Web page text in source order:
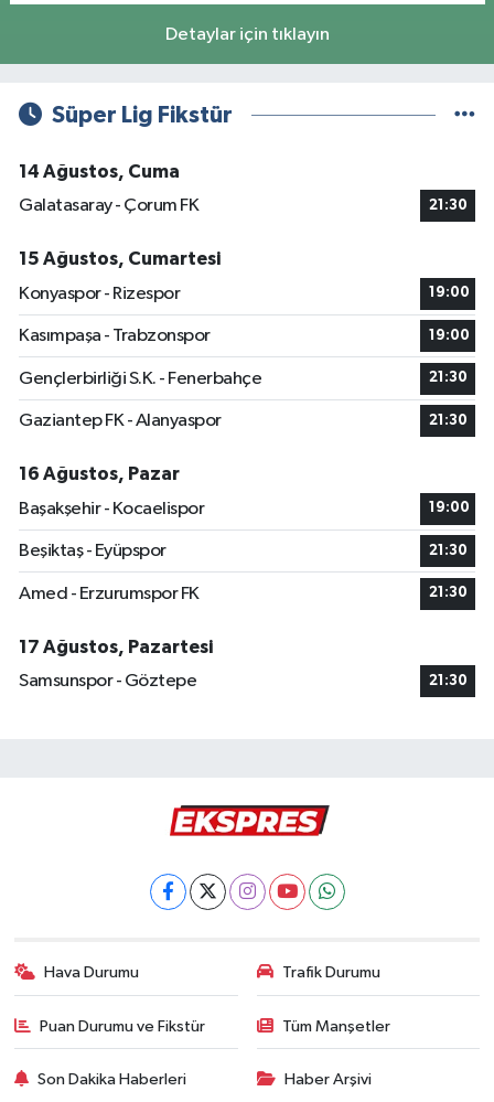
Detaylar için tıklayın
Süper Lig Fikstür
14 Ağustos, Cuma
Galatasaray - Çorum FK
21:30
15 Ağustos, Cumartesi
Konyaspor - Rizespor
19:00
Kasımpaşa - Trabzonspor 19:00
Gençlerbirliği S.K. - Fenerbahçe 21:30
Gaziantep FK - Alanyaspor 21:30
16 Ağustos, Pazar
Başakşehir - Kocaelispor
19:00
Beşiktaş - Eyüpspor 21:30
Amed - Erzurumspor FK 21:30
17 Ağustos, Pazartesi
Samsunspor - Göztepe
21:30
Hava Durumu Trafik Durumu
Puan Durumu ve Fikstür Tüm Manşetler
Son Dakika Haberleri Haber Arşivi